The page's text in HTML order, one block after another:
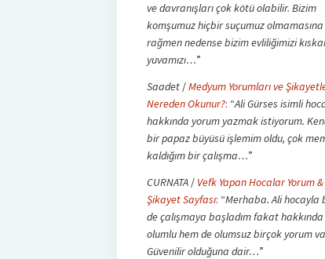
ve davranışları çok kötü olabilir. Bizim
komşumuz hiçbir suçumuz olmamasına
rağmen nedense bizim evliliğimizi
yuvamızı…”
Saadet/Medyum Yorumları ve
Nereden Okunur?: “Ali Gürses isimli
hakkında yorum yazmak istiyorum.
bir papaz büyüsü işlemim oldu, çok
kaldığım bir çalışma…”
CURNATA/ Vefk Yapan Hocalar Yorum &
Şikayet Sayfası: “Merhaba. Ali hocayla
de çalışmaya başladım fakat
olumlu hem de olumsuz birçok yorum
Güvenilir olduğuna dair…”